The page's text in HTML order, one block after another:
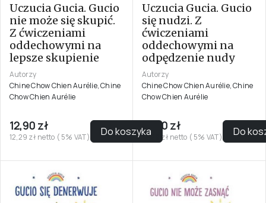
Uczucia Gucia. Gucio
nie może się skupić.
Z ćwiczeniami
oddechowymi na
lepsze skupienie
Autorzy
Chine Chow Chien Aurélie, Chine
Chow Chien Aurélie
12,90 zł
12,29 zł netto ( 5% VAT) Do koszyka
Uczucia Gucia. Gucio
się nudzi. Z
ćwiczeniami
oddechowymi na
odpędzenie nudy
Autorzy
Chine Chow Chien Aurélie, Chine
Chow Chien Aurélie
12,90 zł
12,29 zł netto ( 5% VAT) Do